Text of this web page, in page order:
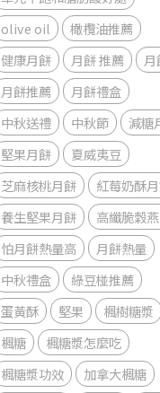
olive oil
橄欖油推薦
健康月餅
月餅 推薦
月餅推薦
月餅禮盒
中秋送禮
中秋節
減糖
堅果月餅
夏威夷豆
芝麻核桃月餅
紅莓奶酥
養生堅果月餅
高纖脆穀
怕月餅熱量高
月餅熱量
中秋禮盒
綠豆椪推薦
蛋黃酥
堅果
楓樹糖漿
楓糖
楓糖漿怎麼吃
楓糖漿功效
加拿大楓糖